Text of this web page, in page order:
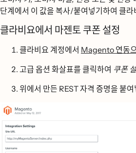
단계에서 이 값을 복사/붙여넣기하여
클라비요에서 마젠토 쿠폰 설정
클라비요 계정에서 Magento
고급 옵션 화살표를 클릭하여 쿠폰
위에서 만든 REST 자격 증명을